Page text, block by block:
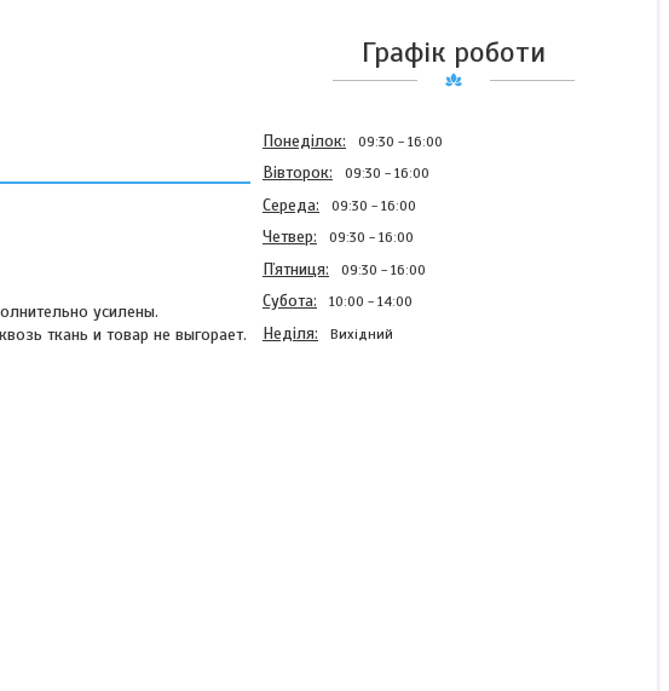
усилены.
ткань и товар не выгорает.
Графік роботи
Понеділок 09:30 16:00
Вівторок 09:30 16:00
Середа 09:30 16:00
Четвер 09:30 16:00
Пʼятниця 09:30 16:00
Субота 10:00 14:00
Неділя Вихідний